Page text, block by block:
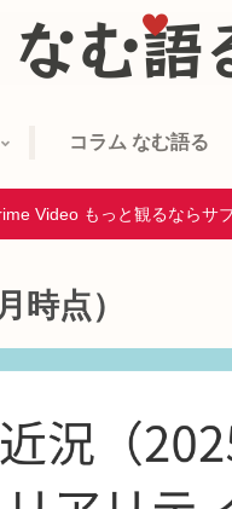
コラム なむ語る
Video もっと観るならサ
時点）